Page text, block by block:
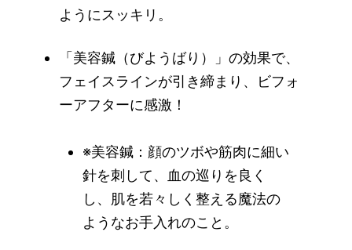
ようにスッキリ。
「美容鍼（びようばり）」の効果で、
フェイスラインが引き締まり、ビフォ
ーアフターに感激！
※美容鍼：顔のツボや筋肉に細い
針を刺して、血の巡りを良く
し、肌を若々しく整える魔法の
ようなお手入れのこと。